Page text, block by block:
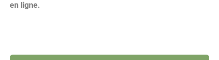
en ligne.